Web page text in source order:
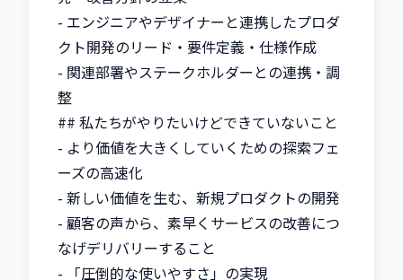
- エンジニアやデザイナーと連携したプロダ
クト開発のリード・要件定義・仕様作成
- 関連部署やステークホルダーとの連携・調
整
## 私たちがやりたいけどできていないこと
- より価値を大きくしていくための探索フェ
ーズの高速化
- 新しい価値を生む、新規プロダクトの開発
- 顧客の声から、素早くサービスの改善につ
なげデリバリーすること
- 「圧倒的な使いやすさ」の実現